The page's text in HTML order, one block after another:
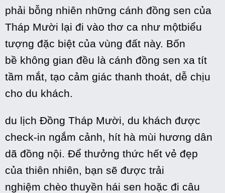
phải bỗng nhiên những cánh đồng sen của
Tháp Mười lại đi vào thơ ca như mộtbiểu
tượng đặc biệt của vùng đất này. Bốn
bề không gian đều là cánh đồng sen xa tít
tầm mắt, tạo cảm giác thanh thoát, dễ chịu
cho du khách.
du lịch Đồng Tháp Mười, du khách được
check-in ngắm cảnh, hít hà mùi hương dân
dã đồng nội. Để thưởng thức hết vẻ đẹp
của thiên nhiên, bạn sẽ được trải
nghiệm chèo thuyền hái sen hoặc đi câu